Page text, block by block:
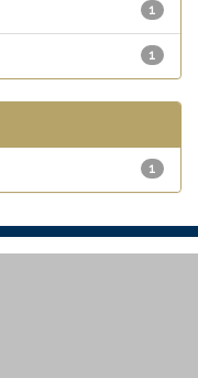
1
1
1